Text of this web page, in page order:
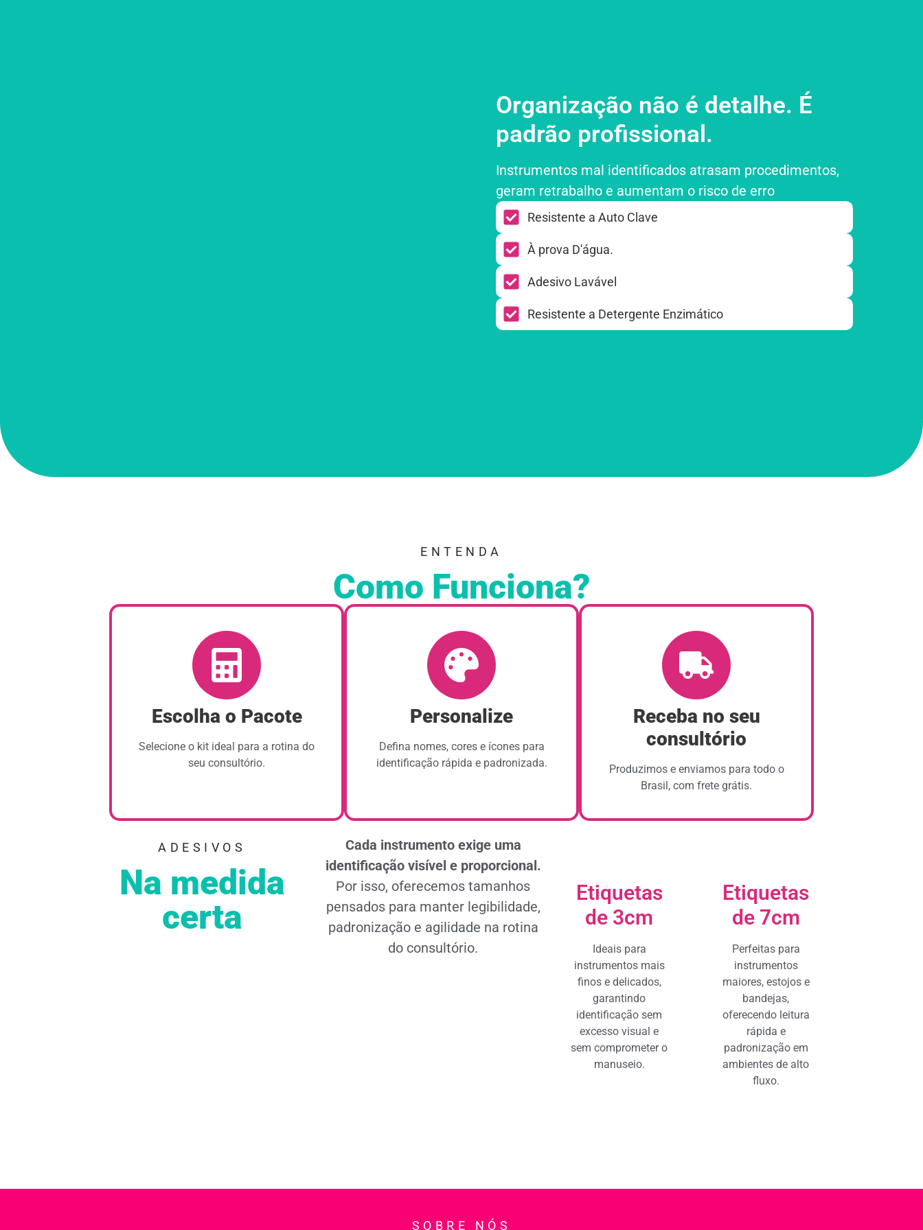
Organização não é detalhe. É
padrão profissional.
Instrumentos mal identificados atrasam procedimentos,
geram retrabalho e aumentam o risco de erro
Resistente a Auto Clave
À prova D'água.​
Adesivo Lavável​
Resistente a Detergente Enzimático​
ENTENDA
Como Funciona?
Escolha o Pacote
Selecione o kit ideal para a rotina do
seu consultório.
Personalize
Defina nomes, cores e ícones para
identificação rápida e padronizada.
Receba no seu
consultório
Produzimos e enviamos para todo o
Brasil, com frete grátis.
ADESIVOS
Na medida
certa
Cada instrumento exige uma
identificação visível e proporcional.
Por isso, oferecemos tamanhos
pensados para manter legibilidade,
padronização e agilidade na rotina
do consultório.
Etiquetas
de 3cm
Ideais para
instrumentos mais
finos e delicados,
garantindo
identificação sem
excesso visual e
sem comprometer o
manuseio.
Etiquetas
de 7cm
Perfeitas para
instrumentos
maiores, estojos e
bandejas,
oferecendo leitura
rápida e
padronização em
ambientes de alto
fluxo.
SOBRE NÓS